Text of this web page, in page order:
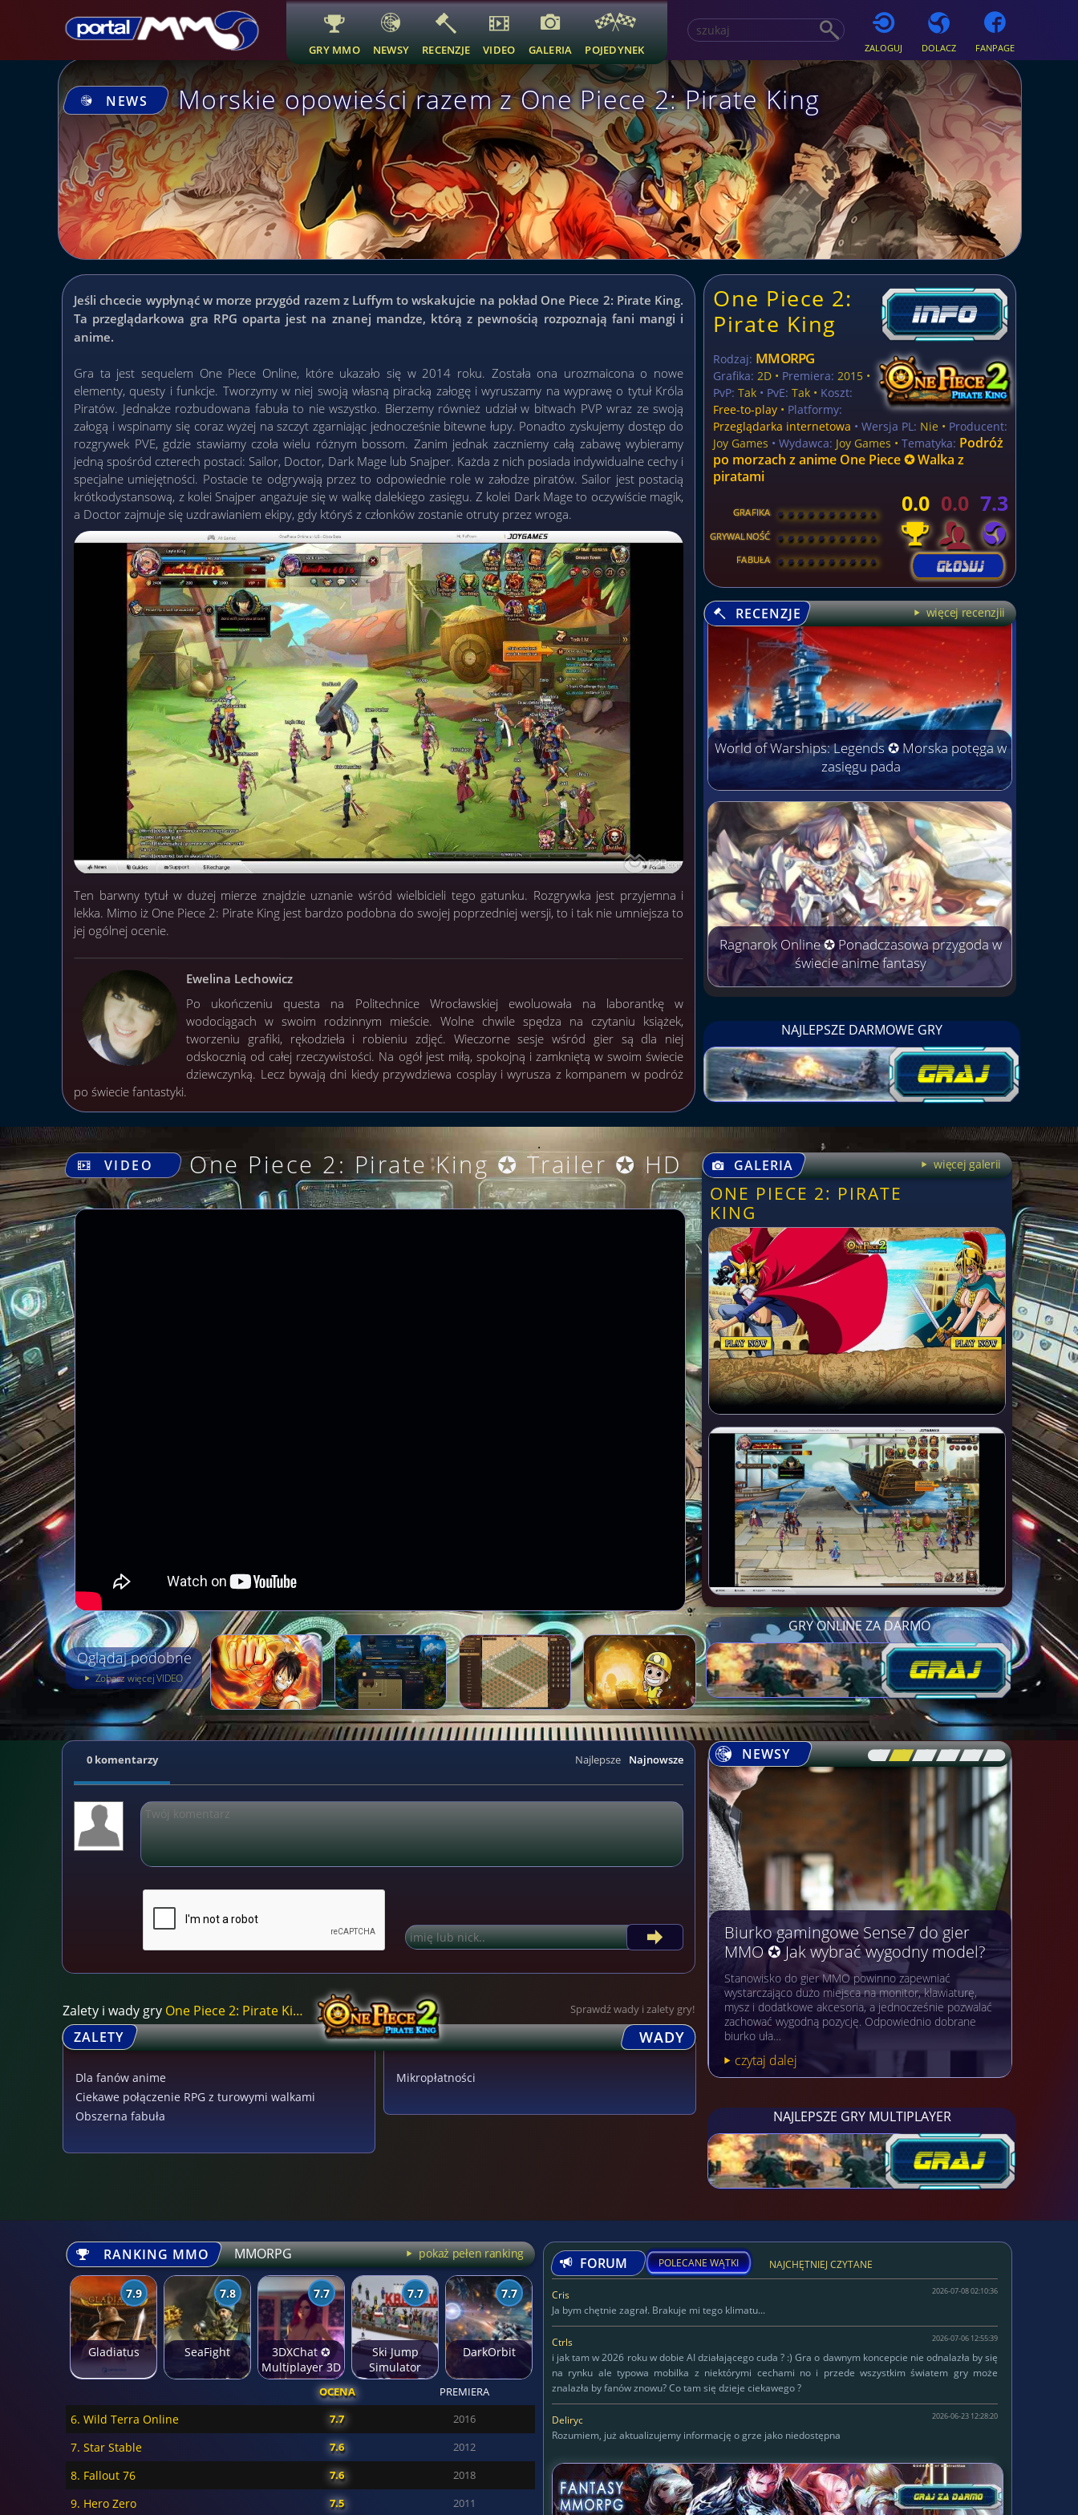
GRY MMO NEWSY RECENZJE VIDEO GALERIA POJEDYNEK ZALOGUJ DOLACZ FANPAGE
NEWS Morskie opowieści razem z One Piece 2: Pirate King
Jeśli chcecie wypłynąć w morze przygód razem z Luffym to wskakujcie na pokład One Piece 2: Pirate King.
Ta przeglądarkowa gra RPG oparta jest na znanej mandze, którą z pewnością rozpoznają fani mangi i
anime.
Gra ta jest sequelem One Piece Online, które ukazało się w 2014 roku. Została ona urozmaicona o nowe
elementy, questy i funkcje. Tworzymy w niej swoją własną piracką załogę i wyruszamy na wyprawę o tytuł Króla
Piratów. Jednakże rozbudowana fabuła to nie wszystko. Bierzemy również udział w bitwach PVP wraz ze swoją
załogą i wspinamy się coraz wyżej na szczyt zgarniając jednocześnie bitewne łupy. Ponadto zyskujemy dostęp do
rozgrywek PVE, gdzie stawiamy czoła wielu różnym bossom. Zanim jednak zaczniemy całą zabawę wybieramy
jedną spośród czterech postaci: Sailor, Doctor, Dark Mage lub Snajper. Każda z nich posiada indywidualne cechy i
specjalne umiejętności. Postacie te odgrywają przez to odpowiednie role w załodze piratów. Sailor jest postacią
krótkodystansową, z kolei Snajper angażuje się w walkę dalekiego zasięgu. Z kolei Dark Mage to oczywiście magik,
a Doctor zajmuje się uzdrawianiem ekipy, gdy któryś z członków zostanie otruty przez wroga.
Ten barwny tytuł w dużej mierze znajdzie uznanie wśród wielbicieli tego gatunku. Rozgrywka jest przyjemna i
lekka. Mimo iż One Piece 2: Pirate King jest bardzo podobna do swojej poprzedniej wersji, to i tak nie umniejsza to
jej ogólnej ocenie.
Ewelina Lechowicz
Po ukończeniu questa na Politechnice Wrocławskiej ewoluowała na laborantkę w
wodociągach w swoim rodzinnym mieście. Wolne chwile spędza na czytaniu książek,
tworzeniu grafiki, rękodzieła i robieniu zdjęć. Wieczorne sesje wśród gier są dla niej
odskocznią od całej rzeczywistości. Na ogół jest miłą, spokojną i zamkniętą w swoim świecie
dziewczynką. Lecz bywają dni kiedy przywdziewa cosplay i wyrusza z kompanem w podróż
po świecie fantastyki.
One Piece 2:
Pirate King
Rodzaj: MMORPG
Grafika: 2D • Premiera: 2015 •
PvP: Tak • PvE: Tak • Koszt:
Free-to-play • Platformy:
Przeglądarka internetowa • Wersja PL: Nie • Producent:
Joy Games • Wydawca: Joy Games •Tematyka: Podróż
po morzach z anime One Piece ✪ Walka z
piratami
GRAFIKA [ \ \ \ \ \ \ \ \ ]
GRYWALNOŚĆ [ \ \ \ \ \ \ \ \ ]
FABUŁA [ \ \ \ \ \ \ \ \ ]
0.0 0.0 7.3
RECENZJE więcej recenzjii
World of Warships: Legends ✪ Morska potęga w
zasięgu pada
Ragnarok Online ✪ Ponadczasowa przygoda w
świecie anime fantasy
NAJLEPSZE DARMOWE GRY
.
VIDEO
One Piece 2: Pirate King ✪ Trailer ✪ HD
Oglądaj podobne
Zobacz więcej VIDEO
GALERIA więcej galerii
ONE PIECE 2: PIRATE
KING
GRY ONLINE ZA DARMO
Najnowsze
Najlepsze
0 komentarzy
Zalety i wady gry One Piece 2: Pirate King Sprawdź wady i zalety gry!
ZALETY WADY
Dla fanów anime
Ciekawe połączenie RPG z turowymi walkami
Obszerna fabuła
Mikropłatności
NEWSY [\ \\ \\ \\ \\ \]
Biurko gamingowe Sense7 do gier
MMO ✪ Jak wybrać wygodny model?
Stanowisko do gier MMO powinno zapewniać
wystarczająco dużo miejsca na monitor, klawiaturę,
mysz i dodatkowe akcesoria, a jednocześnie pozwalać
zachować wygodną pozycję. Odpowiednio dobrane
biurko uła…
czytaj dalej
NAJLEPSZE GRY MULTIPLAYER
RANKING MMO MMORPG pokaż pełen ranking
7.9
Gladiatus
7.8
SeaFight
7.7
3DXChat ✪
Multiplayer 3D
Sex Game
7.7
Ski Jump
Simulator
7.7
DarkOrbit
OCENA PREMIERA
6. Wild Terra Online 7.7 2016
7. Star Stable 7.6 2012
8. Fallout 76 7.6 2018
9. Hero Zero 7.5 2011
FORUM POLECANE WĄTKI NAJCHĘTNIEJ CZYTANE
Cris 2026-07-08 02:10:36
Ja bym chętnie zagrał. Brakuje mi tego klimatu...
Ctrls 2026-07-06 12:55:39
i jak tam w 2026 roku w dobie AI działającego cuda ? :) Gra o dawnym koncepcie nie odnalazła by się
na rynku ale typowa mobilka z niektórymi cechami no i przede wszystkim światem gry może
znalazła by fanów znowu? Co tam się dzieje ciekawego ?
Deliryc
Deliryc
KAPITAN
125
W serwisie od
2015-10-14
Lokalizacja:
Status:własna firma
WWW:https://ski-jumps.pl/
2026-06-23 12:28:20
Rozumiem, już aktualizujemy informację o grze jako niedostępna